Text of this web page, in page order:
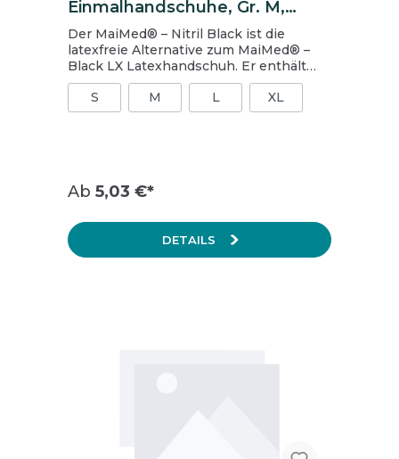
Einmalhandschuhe, Gr. M,
schwarz
Der MaiMed® – Nitril Black ist die
latexfreie Alternative zum MaiMed® –
Black LX Latexhandschuh. Er enthält
keine Latexproteine und ist daher auch
sehr gut für Allergiker geeignet. Der
Handschuh ist sehr strapazierfähig und
und Piercingstudios. Inhalt: 1 Packung =
S M L XL
Ab 5,03 €*
DETAILS